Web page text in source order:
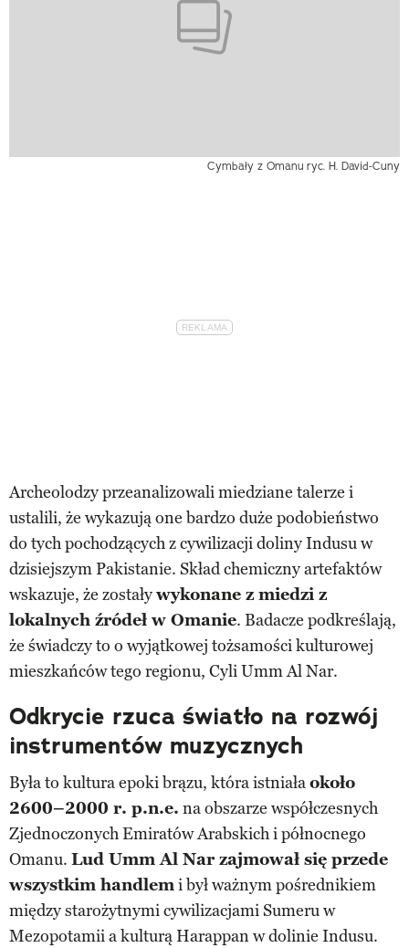
Cymbały z Omanu ryc. H. David-Cuny
Archeolodzy przeanalizowali miedziane talerze i
ustalili, że wykazują one bardzo duże podobieństwo
do tych pochodzących z cywilizacji doliny Indusu w
dzisiejszym Pakistanie. Skład chemiczny artefaktów
wskazuje, że zostaływykonane z miedzi z
lokalnych źródeł w Omanie. Badacze podkreślają,
że świadczy to o wyjątkowej tożsamości kulturowej
mieszkańców tego regionu, Cyli Umm Al Nar.
Odkrycie rzuca światło na rozwój
instrumentów muzycznych
Była to kultura epoki brązu, która istniałaokoło
2600–2000 r. p.n.e. na obszarze współczesnych
Zjednoczonych Emiratów Arabskich i północnego
Omanu. Lud Umm Al Nar zajmował się przede
wszystkim handlemi był ważnym pośrednikiem
między starożytnymi cywilizacjami Sumeru w
Mezopotamii a kulturą Harappan w dolinie Indusu.